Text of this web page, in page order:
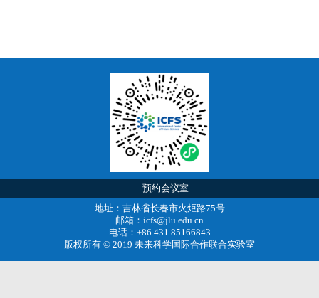
预约会议室
地址：吉林省长春市火炬路75号
邮箱：icfs@jlu.edu.cn
电话：+86 431 85166843
版权所有 © 2019 未来科学国际合作联合实验室